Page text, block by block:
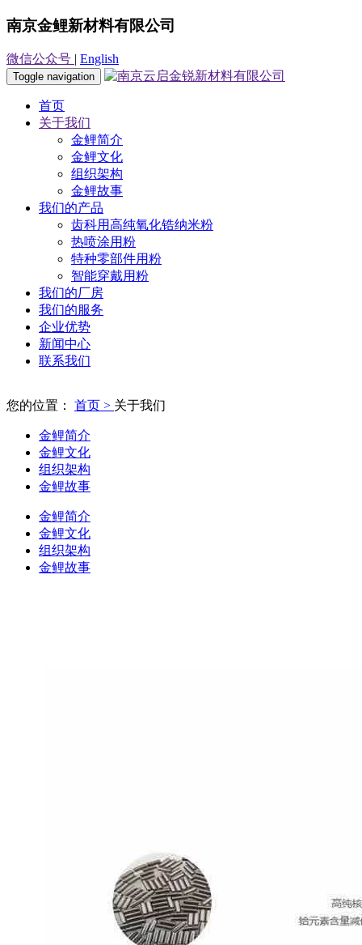
南京金鲤新材料有限公司
微信公众号 | English
Toggle navigation
首页
关于我们
金鲤简介
金鲤文化
组织架构
金鲤故事
我们的产品
齿科用高纯氧化锆纳米粉
热喷涂用粉
特种零部件用粉
智能穿戴用粉
我们的厂房
我们的服务
企业优势
新闻中心
联系我们
您的位置： 首页 > 关于我们
金鲤简介
金鲤文化
组织架构
金鲤故事
金鲤简介
金鲤文化
组织架构
金鲤故事